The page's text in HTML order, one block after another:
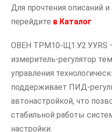
Для прочтения описаний и
перейдите в Каталог
ОВЕН ТРМ10-Щ1.У2.УУ.RS
измеритель-регулятор
управления
поддерживает ПИД-
автонастройкой, что
стабильной работы
настройки.